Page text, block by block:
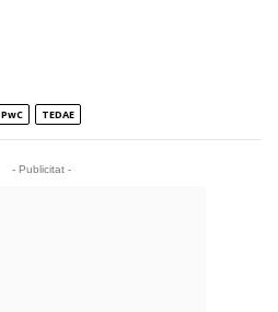
PwC TEDAE
- Publicitat -